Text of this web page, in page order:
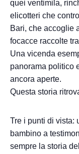
quei ventimila,
elicotteri che
Bari, che accoglie
focacce raccolte
Una vicenda
panorama politico
ancora aperte.
Questa storia
Tre i punti di vista:
bambino a
sempre la storia